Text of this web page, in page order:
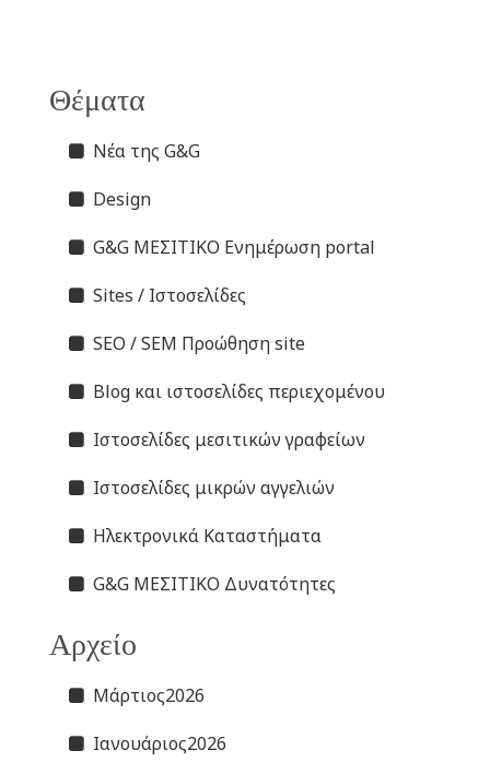
Θέματα
Νέα της G&G
Design
G&G ΜΕΣΙΤΙΚΟ Ενημέρωση portal
Sites / Ιστοσελίδες
SEO / SEM Προώθηση site
Blog και ιστοσελίδες περιεχομένου
Ιστοσελίδες μεσιτικών γραφείων
Ιστοσελίδες μικρών αγγελιών
Ηλεκτρονικά Καταστήματα
G&G ΜΕΣΙΤΙΚΟ Δυνατότητες
Αρχείο
Μάρτιος2026
Ιανουάριος2026